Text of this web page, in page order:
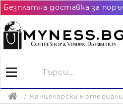
Канцеларски материали